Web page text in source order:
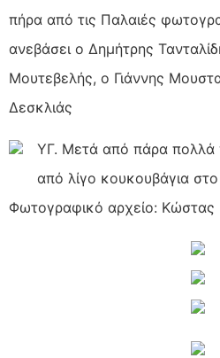
πήρα από τις Παλαιές
ανεβάσει ο Δημήτρης
Μουτεβελής, ο Γιάννης
Δεσκλιάς
ΥΓ. Μετά από πάρα πολλά
από λίγο κουκουβάγια
Φωτογραφικό αρχείο: Κώστας